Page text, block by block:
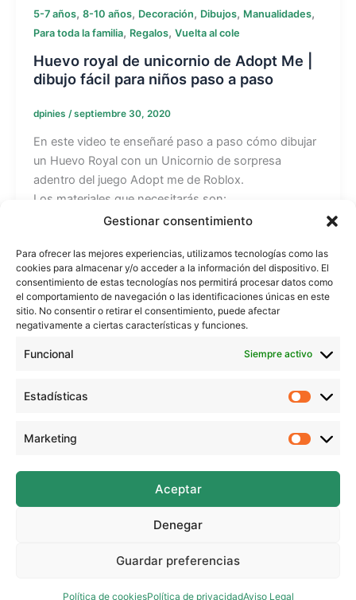
Gestionar consentimiento
Para ofrecer las mejores experiencias, utilizamos tecnologías como las
cookies para almacenar y/o acceder a la información del dispositivo. El
consentimiento de estas tecnologías nos permitirá procesar datos como
el comportamiento de navegación o las identificaciones únicas en este
sitio. No consentir o retirar el consentimiento, puede afectar
negativamente a ciertas características y funciones.
Funcional Siempre activo
Estadísticas
Marketing
Aceptar
Denegar
Guardar preferencias
Política de cookiesPolítica de privacidadAviso Legal
5-7 años, 8-10 años, Decoración, Dibujos, Manualidades,
Para toda la familia, Regalos, Vuelta al cole
Huevo royal de unicornio de Adopt Me |
dibujo fácil para niños paso a paso
dpinies /septiembre 30, 2020
En este video te enseñaré paso a paso cómo dibujar
un Huevo Royal con un Unicornio de sorpresa
adentro del juego Adopt me de Roblox.
Los materiales que necesitarás son:
– Hoja de papel
– Borrador
– Rotuladores o colores
Recuerda que todos los tutoriales los puedes ver en
mi web: https://www.beekrafty.com
Instagram: https://www.instagram.com/beekrafty/
Twitter: https://twitter.com/beekrafty_es
Pinterest: https://pinterest.com/Beekrafty_es
Twitch: https://www.twitch.tv/beekrafty_
¡Espero que te haya gustado este video!